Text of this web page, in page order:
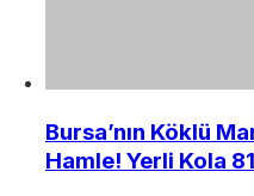
Bursa’nın Köklü
Hamle! Yerli Kola